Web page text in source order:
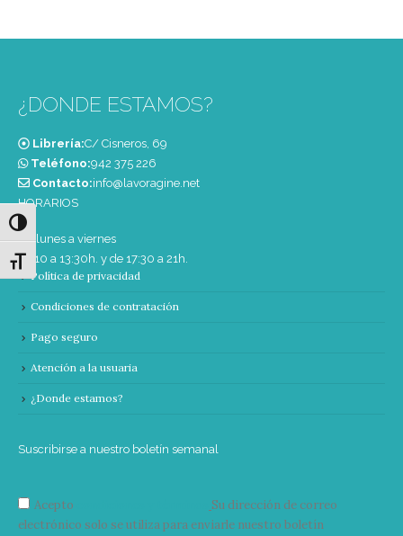
Alternar alto contraste
Alternar tamaño de letra
¿DONDE ESTAMOS?
Librería:C/ Cisneros, 69
Teléfono:‭942 375 226‬
Contacto:info@lavoragine.net
HORARIOS
De lunes a viernes
de 10 a 13:30h. y de 17:30 a 21h.
Política de privacidad
Condiciones de contratación
Pago seguro
Atención a la usuaria
¿Donde estamos?
Suscribirse a nuestro boletín semanal
Acepto
Su dirección de correo
electrónico solo se utiliza para enviarle nuestro boletín